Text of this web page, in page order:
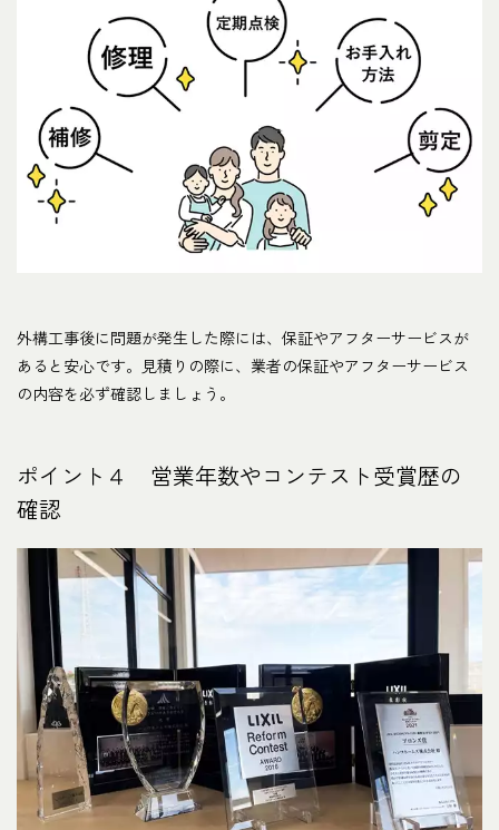
外構工事後に問題が発生した際には、保証やアフターサービスが
あると安心です。見積りの際に、業者の保証やアフターサービス
の内容を必ず確認しましょう。
ポイント４ 営業年数やコンテスト受賞歴の
確認